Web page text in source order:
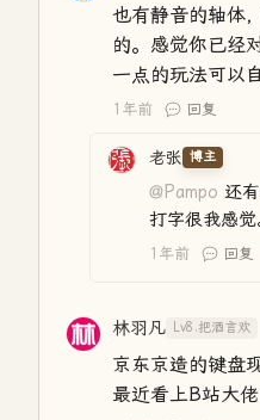
也有静音的轴体
的。感觉你已经
一点的玩法可以
1年前 回复
老张 博主
@Pampo 还
打字很我感觉
1年前 回复
林羽凡 Lv8.把酒言欢
京东京造的键盘
最近看上B站大